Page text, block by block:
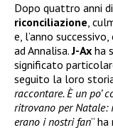
Dopo quattro anni
riconciliazione,
e, l’anno
ad Annalisa.J-Ax ha
significato
seguito la loro
raccontare. È un po’
ritrovano per Natale:
erano i nostri fan”